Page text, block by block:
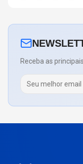
Receba as